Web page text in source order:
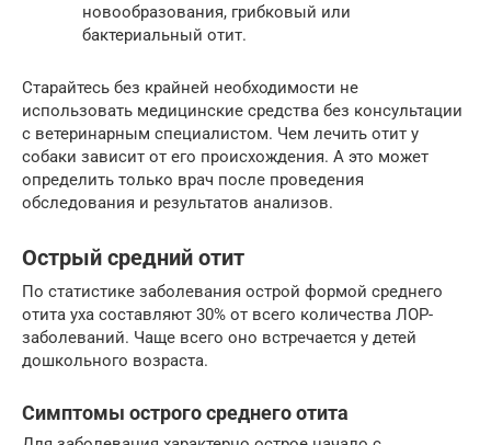
новообразования, грибковый или
бактериальный отит.
Старайтесь без крайней необходимости не
использовать медицинские средства без консультации
с ветеринарным специалистом. Чем лечить отит у
собаки зависит от его происхождения. А это может
определить только врач после проведения
обследования и результатов анализов.
Острый средний отит
По статистике заболевания острой формой среднего
отита уха составляют 30% от всего количества ЛОР-
заболеваний. Чаще всего оно встречается у детей
дошкольного возраста.
Симптомы острого среднего отита